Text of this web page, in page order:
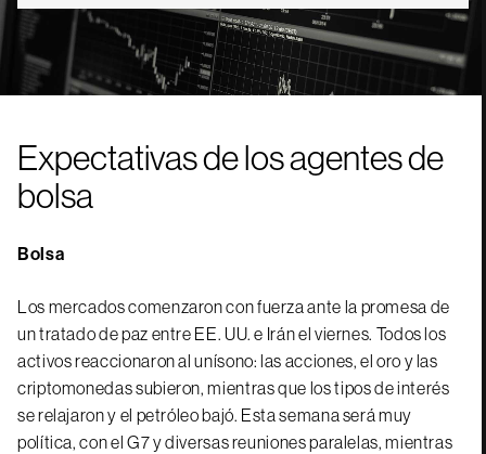
Expectativas de los agentes de
bolsa
Bolsa
Los mercados comenzaron con fuerza ante la promesa de
un tratado de paz entre EE. UU. e Irán el viernes. Todos los
activos reaccionaron al unísono: las acciones, el oro y las
criptomonedas subieron, mientras que los tipos de interés
se relajaron y el petróleo bajó. Esta semana será muy
política, con el G7 y diversas reuniones paralelas, mientras